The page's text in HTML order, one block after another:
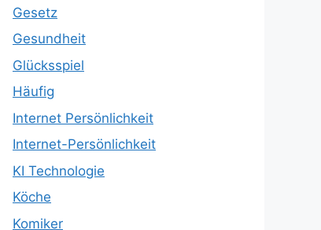
Gesetz
Gesundheit
Glücksspiel
Häufig
Internet Persönlichkeit
Internet-Persönlichkeit
KI Technologie
Köche
Komiker